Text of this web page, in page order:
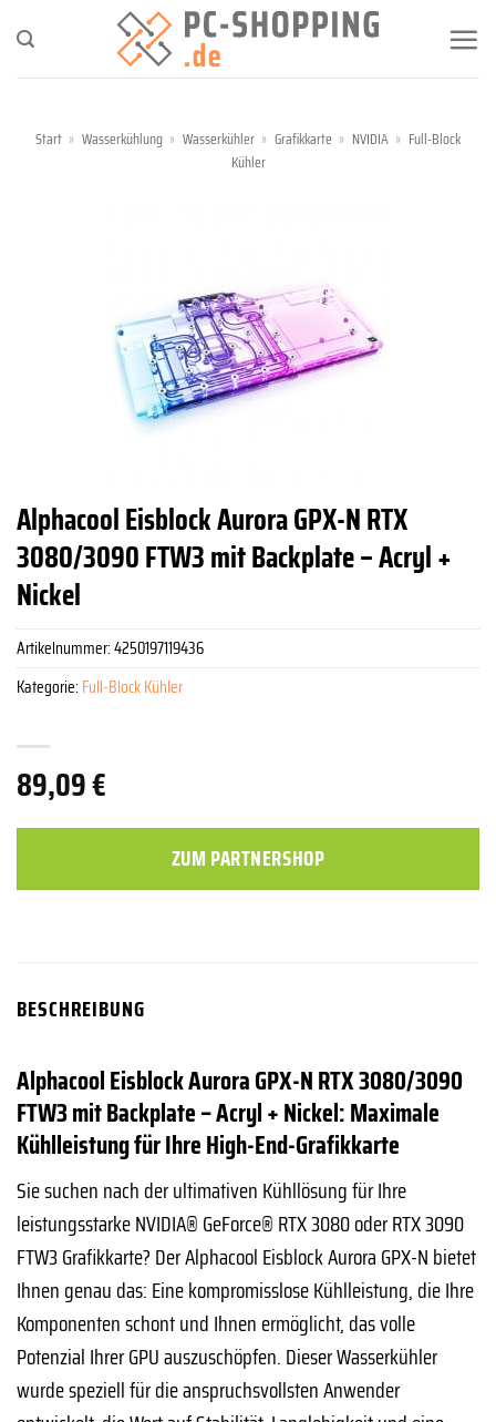
Inhalt
springen
Start » Wasserkühlung » Wasserkühler » Grafikkarte » NVIDIA » Full-Block
Kühler
Alphacool Eisblock Aurora GPX-N RTX
3080/3090 FTW3 mit Backplate – Acryl +
Nickel
89,09€
ZUM PARTNERSHOP
Artikelnummer:4250197119436
Kategorie:Full-Block Kühler
BESCHREIBUNG
Alphacool Eisblock Aurora GPX-N RTX 3080/3090
FTW3 mit Backplate – Acryl + Nickel: Maximale
Kühlleistung für Ihre High-End-Grafikkarte
Sie suchen nach der ultimativen Kühllösung für Ihre
leistungsstarke NVIDIA® GeForce® RTX 3080 oder RTX 3090
FTW3 Grafikkarte? Der Alphacool Eisblock Aurora GPX-N bietet
Ihnen genau das: Eine kompromisslose Kühlleistung, die Ihre
Komponenten schont und Ihnen ermöglicht, das volle
Potenzial Ihrer GPU auszuschöpfen. Dieser Wasserkühler
wurde speziell für die anspruchsvollsten Anwender